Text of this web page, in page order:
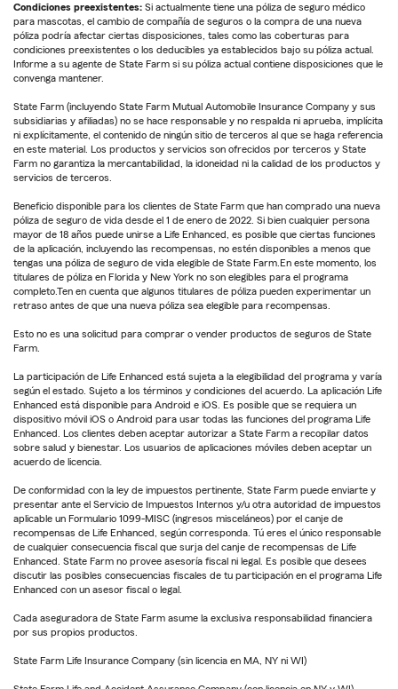
Condiciones preexistentes: Si actualmente tiene una póliza de seguro médico
para mascotas, el cambio de compañía de seguros o la compra de una nueva
póliza podría afectar ciertas disposiciones, tales como las coberturas para
condiciones preexistentes o los deducibles ya establecidos bajo su póliza actual.
Informe a su agente de State Farm si su póliza actual contiene disposiciones que le
convenga mantener.
State Farm (incluyendo State Farm Mutual Automobile Insurance Company y sus
subsidiarias y afiliadas) no se hace responsable y no respalda ni aprueba, implícita
ni explícitamente, el contenido de ningún sitio de terceros al que se haga referencia
en este material. Los productos y servicios son ofrecidos por terceros y State
Farm no garantiza la mercantabilidad, la idoneidad ni la calidad de los productos y
servicios de terceros.
Beneficio disponible para los clientes de State Farm que han comprado una nueva
póliza de seguro de vida desde el 1 de enero de 2022. Si bien cualquier persona
mayor de 18 años puede unirse a Life Enhanced, es posible que ciertas funciones
de la aplicación, incluyendo las recompensas, no estén disponibles a menos que
tengas una póliza de seguro de vida elegible de State Farm.En este momento, los
titulares de póliza en Florida y New York no son elegibles para el programa
completo.Ten en cuenta que algunos titulares de póliza pueden experimentar un
retraso antes de que una nueva póliza sea elegible para recompensas.
Esto no es una solicitud para comprar o vender productos de seguros de State
Farm.
La participación de Life Enhanced está sujeta a la elegibilidad del programa y varía
según el estado. Sujeto a los términos y condiciones del acuerdo. La aplicación Life
Enhanced está disponible para Android e iOS. Es posible que se requiera un
dispositivo móvil iOS o Android para usar todas las funciones del programa Life
Enhanced. Los clientes deben aceptar autorizar a State Farm a recopilar datos
sobre salud y bienestar. Los usuarios de aplicaciones móviles deben aceptar un
acuerdo de licencia.
De conformidad con la ley de impuestos pertinente, State Farm puede enviarte y
presentar ante el Servicio de Impuestos Internos y/u otra autoridad de impuestos
aplicable un Formulario 1099-MISC (ingresos misceláneos) por el canje de
recompensas de Life Enhanced, según corresponda. Tú eres el único responsable
de cualquier consecuencia fiscal que surja del canje de recompensas de Life
Enhanced. State Farm no provee asesoría fiscal ni legal. Es posible que desees
discutir las posibles consecuencias fiscales de tu participación en el programa Life
Enhanced con un asesor fiscal o legal.
Cada aseguradora de State Farm asume la exclusiva responsabilidad financiera
por sus propios productos.
State Farm Life Insurance Company (sin licencia en MA, NY ni WI)